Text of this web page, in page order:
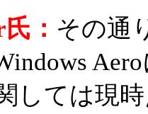
： その通
しては現